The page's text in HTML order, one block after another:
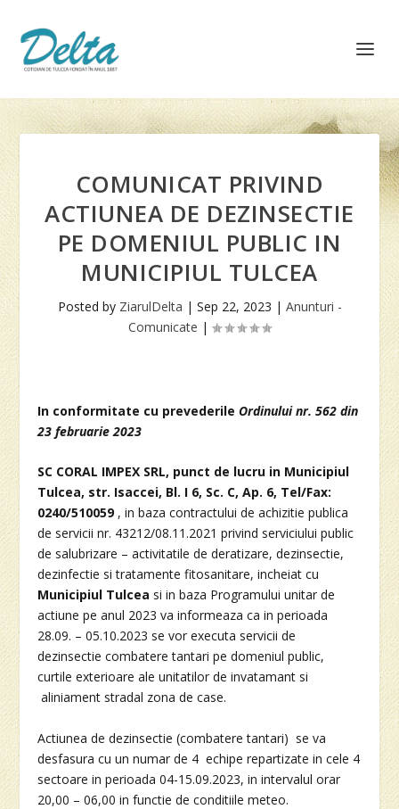
COMUNICAT PRIVIND
ACTIUNEA DE DEZINSECTIE
PE DOMENIUL PUBLIC IN
MUNICIPIUL TULCEA
Posted by ZiarulDelta | Sep 22, 2023 | Anunturi -
Comunicate |
In conformitate cu prevederileOrdinului nr. 562 din
23 februarie 2023
SC CORAL IMPEX SRL, punct de lucru in Municipiul
Tulcea, str. Isaccei, Bl. I 6, Sc. C, Ap. 6, Tel/Fax:
0240/510059, in baza contractului de achizitie publica
de servicii nr. 43212/08.11.2021 privind serviciului public
de salubrizare – activitatile de deratizare, dezinsectie,
dezinfectie si tratamente fitosanitare, incheiat cu
Municipiul Tulcea si in baza Programului unitar de
actiune pe anul 2023 va informeaza ca in perioada
28.09. – 05.10.2023 se vor executa servicii de
dezinsectie combatere tantari pe domeniul public,
curtile exterioare ale unitatilor de invatamant si
aliniament stradal zona de case.
Actiunea de dezinsectie (combatere tantari) se va
desfasura cu un numar de 4 echipe repartizate in cele 4
sectoare in perioada 04-15.09.2023, in intervalul orar
20,00 – 06,00 in functie de conditiile meteo.